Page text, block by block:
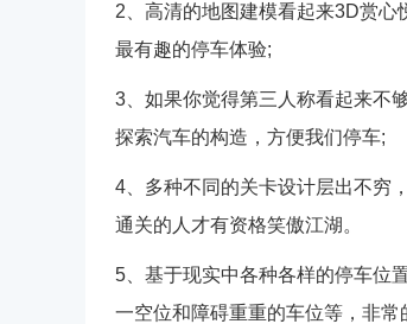
2、高清的地图建模看起来3D赏
最有趣的停车体验;
3、如果你觉得第三人称看起来不
探索汽车的构造，方便我们停车;
4、多种不同的关卡设计层出不穷
通关的人才有资格笑傲江湖。
5、基于现实中各种各样的停车位
一空位和障碍重重的车位等，非常